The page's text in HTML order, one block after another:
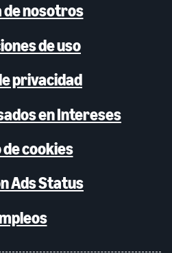
de nosotros
de uso
privacidad
en Intereses
cookies
Ads Status